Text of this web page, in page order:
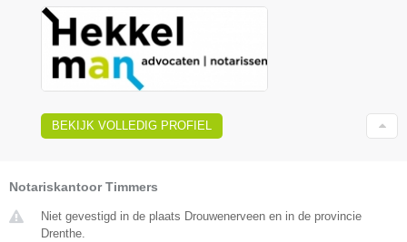
BEKIJK VOLLEDIG PROFIEL
Notariskantoor Timmers
Niet gevestigd in de plaats Drouwenerveen en in de provincie
Drenthe.